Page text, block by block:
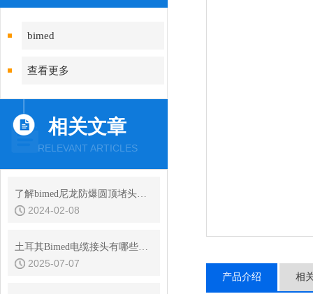
bimed
查看更多
相关文章
RELEVANT ARTICLES
了解bimed尼龙防爆圆顶堵头的结构与原理
2024-02-08
土耳其Bimed电缆接头有哪些是应用在铁路行业的？
2025-07-07
产品介绍 相